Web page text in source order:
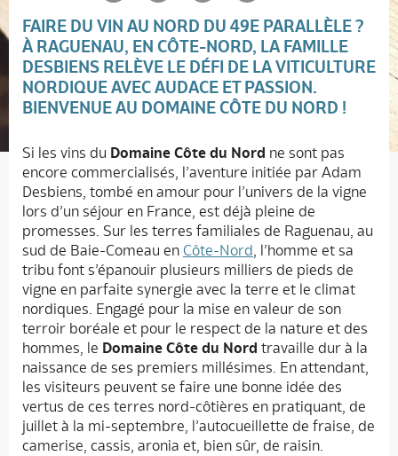
FAIRE DU VIN AU NORD DU 49E PARALLÈLE ?
À RAGUENAU, EN CÔTE-NORD, LA FAMILLE
DESBIENS RELÈVE LE DÉFI DE LA VITICULTURE
NORDIQUE AVEC AUDACE ET PASSION.
BIENVENUE AU DOMAINE CÔTE DU NORD !
Si les vins du Domaine Côte du Nord ne sont pas
encore commercialisés, l’aventure initiée par Adam
Desbiens, tombé en amour pour l’univers de la vigne
lors d’un séjour en France, est déjà pleine de
promesses. Sur les terres familiales de Raguenau, au
sud de Baie-Comeau en Côte-Nord, l’homme et sa
tribu font s’épanouir plusieurs milliers de pieds de
vigne en parfaite synergie avec la terre et le climat
nordiques. Engagé pour la mise en valeur de son
terroir boréale et pour le respect de la nature et des
hommes, le Domaine Côte du Nord travaille dur à la
naissance de ses premiers millésimes. En attendant,
les visiteurs peuvent se faire une bonne idée des
vertus de ces terres nord-côtières en pratiquant, de
juillet à la mi-septembre, l’autocueillette de fraise, de
camerise, cassis, aronia et, bien sûr, de raisin.